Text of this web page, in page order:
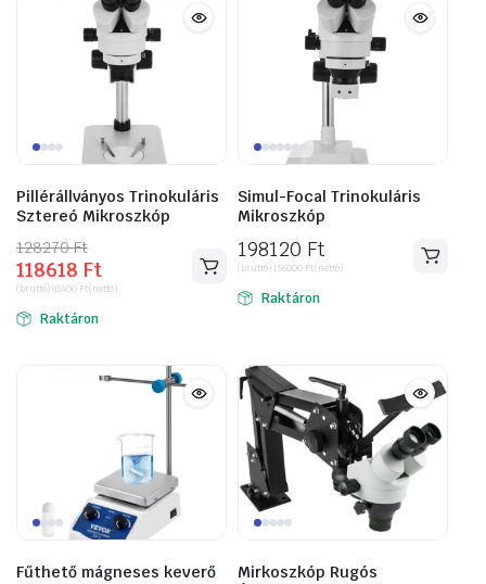
Pillérállványos Trinokuláris
Sztereó Mikroszkóp
128270Ft
Original
price
was:
128270 Ft.
118618 Ft
Current
price
is:
118618 Ft.
(bruttó)93400 Ft(nettó)
Raktáron
Simul-Focal Trinokuláris
Mikroszkóp
198120 Ft
(bruttó)156000 Ft(nettó)
Raktáron
Fűthető mágneses keverő
Mirkoszkóp Rugós